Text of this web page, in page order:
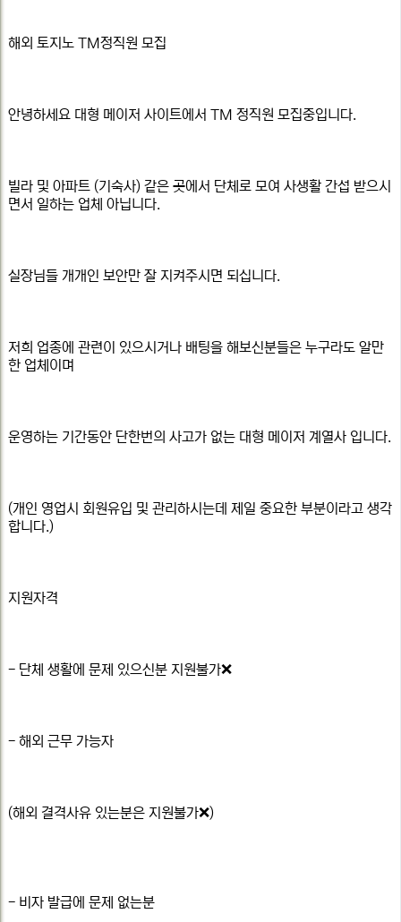
해외 토지노 TM정직원 모집
안녕하세요 대형 메이저 사이트에서 TM 정직원 모집중입니다.
빌라 및 아파트 (기숙사) 같은 곳에서 단체로 모여 사생활 간섭 받으시
면서 일하는 업체 아닙니다.
실장님들 개개인 보안만 잘 지켜주시면 되십니다.
저희 업종에 관련이 있으시거나 배팅을 해보신분들은 누구라도 알만
한 업체이며
운영하는 기간동안 단한번의 사고가 없는 대형 메이저 계열사 입니다.
(개인 영업시 회원유입 및 관리하시는데 제일 중요한 부분이라고 생각
합니다.)
지원자격
- 단체 생활에 문제 있으신분 지원불가❌
- 해외 근무 가능자
(해외 결격사유 있는분은 지원불가❌)
- 비자 발급에 문제 없는분